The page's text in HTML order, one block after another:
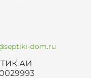
dom.ru